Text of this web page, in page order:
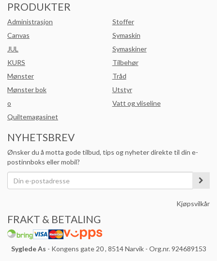
PRODUKTER
Administrasjon
Canvas
JUL
KURS
Mønster
Mønster bok
o
Quiltemagasinet
Stoffer
Symaskin
Symaskiner
Tilbehør
Tråd
Utstyr
Vatt og vliseline
NYHETSBREV
Ønsker du å motta gode tilbud, tips og nyheter direkte til din e-
postinnboks eller mobil?
Kjøpsvilkår
FRAKT & BETALING
Syglede As - Kongens gate 20 , 8514 Narvik - Org.nr. 924689153